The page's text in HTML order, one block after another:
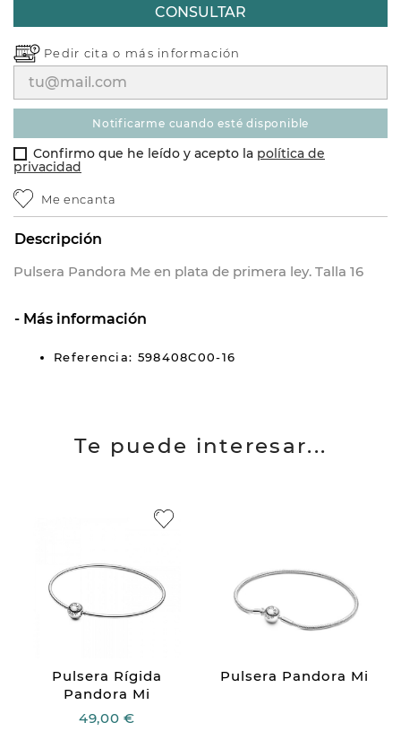
CONSULTAR
Pedir cita o más información
notificarme cuando esté disponible
Confirmo que he leído y acepto la política de
privacidad
Me encanta
Descripción
Pulsera Pandora Me en plata de primera ley. Talla 16
Más información
Referencia: 598408C00-16
Te puede interesar...
Pulsera Rígida
Pandora Mi
49,00 €
Pulsera Pandora Mi